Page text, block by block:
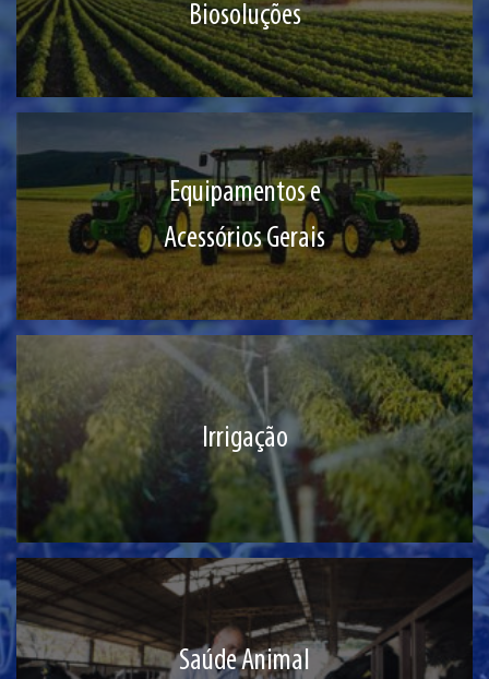
Biosoluções
Equipamentos e
Acessórios Gerais
Irrigação
Saúde Animal